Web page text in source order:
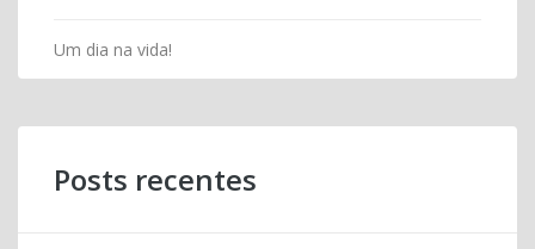
Um dia na vida!
Posts recentes